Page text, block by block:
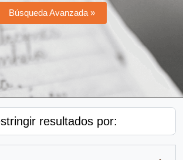
Búsqueda Avanzada »
resultados por: